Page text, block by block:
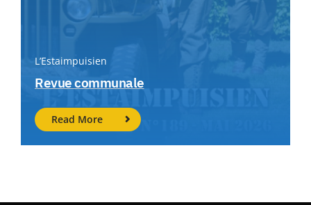
L’Estaimpuisien
Revue communale
Read More